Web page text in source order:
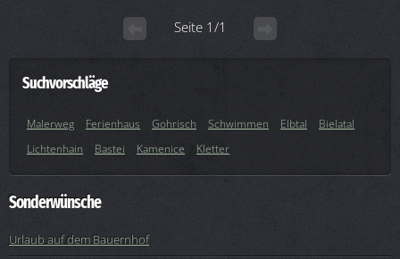
Seite 1/1
Suchvorschläge
Malerweg Ferienhaus Gohrisch Schwimmen Elbtal
Bielatal
Lichtenhain
Bastei Kamenice Kletter
Sonderwünsche
Urlaub auf dem Bauernhof